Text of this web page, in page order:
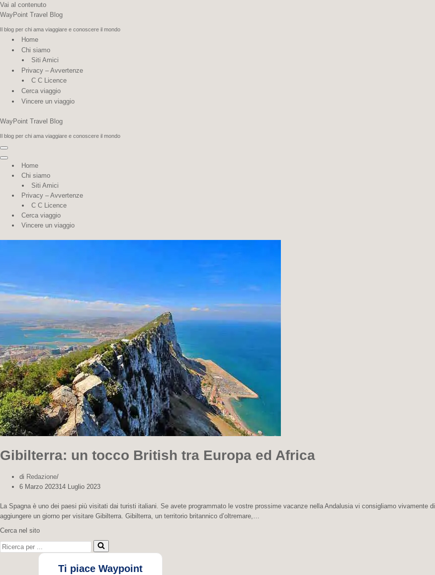
Vai al contenuto
WayPoint Travel Blog
Il blog per chi ama viaggiare e conoscere il mondo
Home
Chi siamo
Siti Amici
Privacy – Avvertenze
C C Licence
Cerca viaggio
Vincere un viaggio
WayPoint Travel Blog
Il blog per chi ama viaggiare e conoscere il mondo
Menu di navigazione
Menu di navigazione
Home
Chi siamo
Siti Amici
Privacy – Avvertenze
C C Licence
Cerca viaggio
Vincere un viaggio
Gibilterra: un tocco British tra Europa ed Africa
di Redazione
6 Marzo 202314 Luglio 2023
La Spagna è uno dei paesi più visitati dai turisti italiani. Se avete programmato le vostre prossime vacanze nella Andalusia vi consigliamo vivamente di
aggiungere un giorno per visitare Gibilterra. Gibilterra, un territorio britannico d’oltremare,…
Cerca nel sito
Ricerca per ...
Ti piace Waypoint